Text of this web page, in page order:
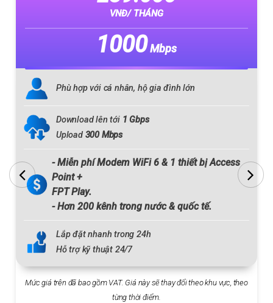
VNĐ/ THÁNG
1000Mbps
Phù hợp với cá nhân, hộ gia đình lớn
Download lên tới 1 Gbps
Upload 300 Mbps
- Miễn phí Modem WiFi 6 & 1 thiết bị Access
Point +
FPT Play.
- Hơn 200 kênh trong nước & quốc tế.
Lắp đặt nhanh trong 24h
Hỗ trợ kỹ thuật 24/7
Mức giá trên đã bao gồm VAT. Giá này sẽ thay đổi theo khu vực, theo
từng thời điểm.